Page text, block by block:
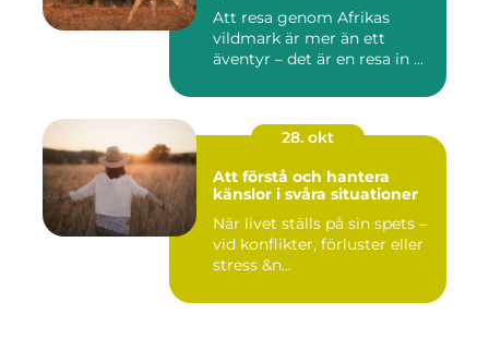
Att resa genom Afrikas
vildmark är mer än ett
äventyr – det är en resa in ...
28. okt
Att förstå och hantera
känslor i svåra situationer
När livet ställs på sin spets –
vid konflikter, förluster eller
stress &n...